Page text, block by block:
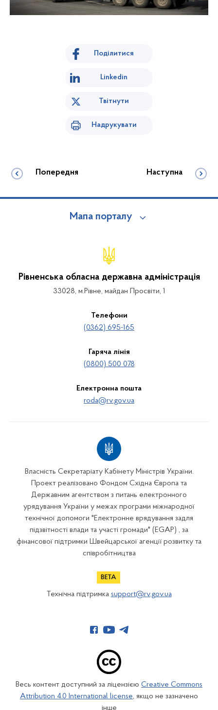
Поділитися
Linkedin
Твітнути
Надрукувати
Попередня Наступна
Мапа порталу
Рівненська обласна державна адміністрація
33028, м.Рівне, майдан Просвіти, 1
Телефони
(0362) 695-165
Гаряча лінія
(0800) 500 078
Електронна пошта
roda@rv.gov.ua
Власність Секретаріату Кабінету Міністрів України.
Проект реалізовано Фондом Східна Європа та
Державним агентством з питань електронного
урядування України у межах програми міжнародної
технічної допомоги "Електронне врядування задля
підзвітності влади та участі громади" (EGAP) , за
фінансової підтримки Швейцарської агенції розвитку та
співробітництва
Технічна підтримка support@rv.gov.ua
Весь контент доступний за ліцензією Creative Commons
Attribution 4.0 International license, якщо не зазначено
інше